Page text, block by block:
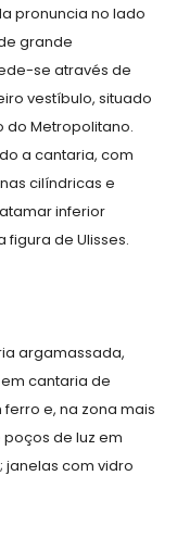
pronuncia no lado
grande
se através de
vestíbulo, situado
do Metropolitano.
a cantaria, com
cilíndricas e
inferior
de Ulisses.
argamassada,
cantaria de
e, na zona mais
de luz em
janelas com vidro